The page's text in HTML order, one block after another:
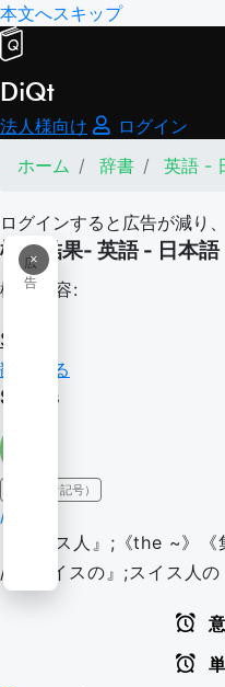
本文へスキップ
DiQt
法人様向け
ログイン
ホーム
辞書 英語 -
ログインすると広告が減り
×
広
告
検索結果- 英語 - 日本語
検索内容:
Swiss
翻訳する
Swiss
IPA（発音記号）
/swɪs/
『スイス人』;《the ~》
/ 『スイスの』;スイス人の